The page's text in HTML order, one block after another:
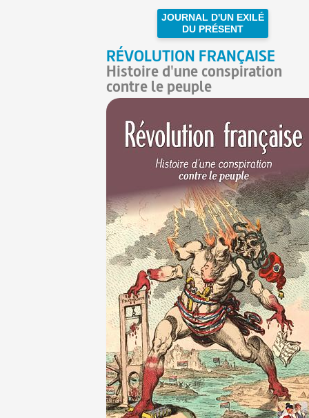
JOURNAL D'UN EXILÉ
DU PRÉSENT
RÉVOLUTION FRANÇAISE
Histoire d'une conspiration
contre le peuple